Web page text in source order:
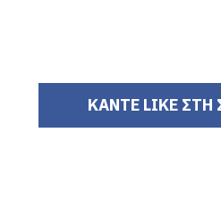
ΚΑΝΤΕ LIKE ΣΤΗ